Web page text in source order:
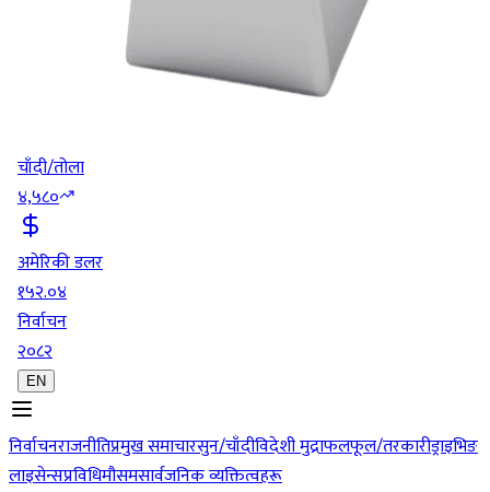
चाँदी/तोला
४,५८०
अमेरिकी डलर
१५२.०४
निर्वाचन
२०८२
EN
निर्वाचनराजनीतिप्रमुख समाचारसुन/चाँदीविदेशी मुद्राफलफूल/तरकारीड्राइभिङ
लाइसेन्सप्रविधिमौसमसार्वजनिक व्यक्तित्वहरू